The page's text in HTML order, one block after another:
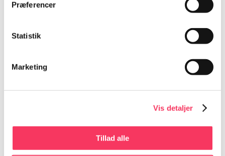
Præferencer
Statistik
Marketing
Vis detaljer
Tillad alle
Læs mere
Se alle varer